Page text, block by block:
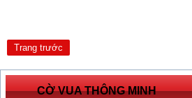
Trang trước
CỜ VUA THÔNG MINH